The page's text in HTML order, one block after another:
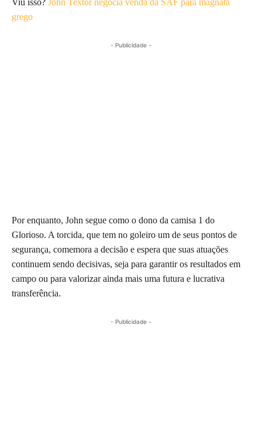
Viu isso? John Textor negocia venda da SAF para magnata
grego
- Publicidade -
Por enquanto, John segue como o dono da camisa 1 do
Glorioso. A torcida, que tem no goleiro um de seus pontos de
segurança, comemora a decisão e espera que suas atuações
continuem sendo decisivas, seja para garantir os resultados em
campo ou para valorizar ainda mais uma futura e lucrativa
transferência.
- Publicidade -